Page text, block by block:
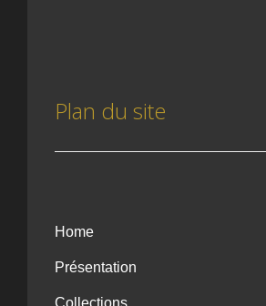
Plan du site
Home
Présentation
Collections